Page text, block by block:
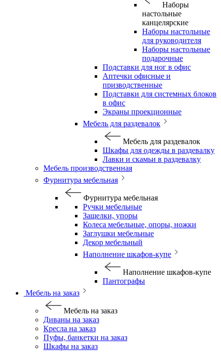
Наборы
настольные
канцелярские
Наборы настольные
для руководителя
Наборы настольные
подарочные
Подставки для ног в офис
Аптечки офисные и
призводственные
Подставки для системных блоков
в офис
Экраны проекционные
Мебель для раздевалок
Мебель для раздевалок
Шкафы для одежды в раздевалку
Лавки и скамьи в раздевалку
Мебель производственная
Фурнитура мебельная
Фурнитура мебельная
Ручки мебельные
Защелки, упоры
Колеса мебельные, опоры, ножки
Заглушки мебельные
Декор мебельный
Наполнение шкафов-купе
Наполнение шкафов-купе
Пантографы
Мебель на заказ
Мебель на заказ
Диваны на заказ
Кресла на заказ
Пуфы, банкетки на заказ
Шкафы на заказ